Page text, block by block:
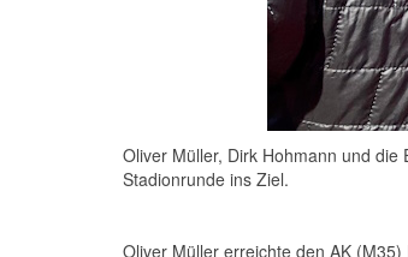
Oliver Müller, Dirk Hohmann und
Stadionrunde ins Ziel.
Oliver Müller erreichte den AK